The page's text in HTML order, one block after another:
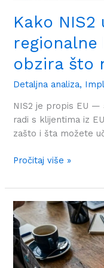
Kako NIS2
obzira što
Detaljna analiza,
NIS2 je propis EU —
radi s klijentima iz
zašto i šta možete
Pročitaj više »
DPA
-
Da
li
ga